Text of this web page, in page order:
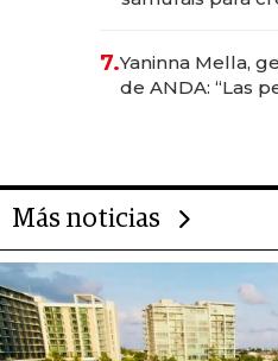
7.Yaninna Mella,
de ANDA: “Las
Más noticias